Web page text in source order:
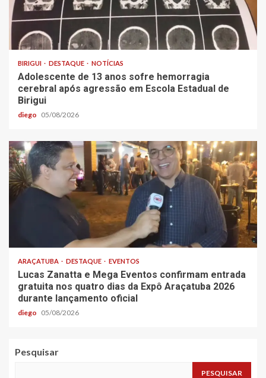
BIRIGUI DESTAQUE NOTÍCIAS
Adolescente de 13 anos sofre hemorragia
cerebral após agressão em Escola Estadual de
Birigui
diego 05/08/2026
ARAÇATUBA DESTAQUE EVENTOS
Lucas Zanatta e Mega Eventos confirmam entrada
gratuita nos quatro dias da Expô Araçatuba 2026
durante lançamento oficial
diego 05/08/2026
Pesquisar
PESQUISAR